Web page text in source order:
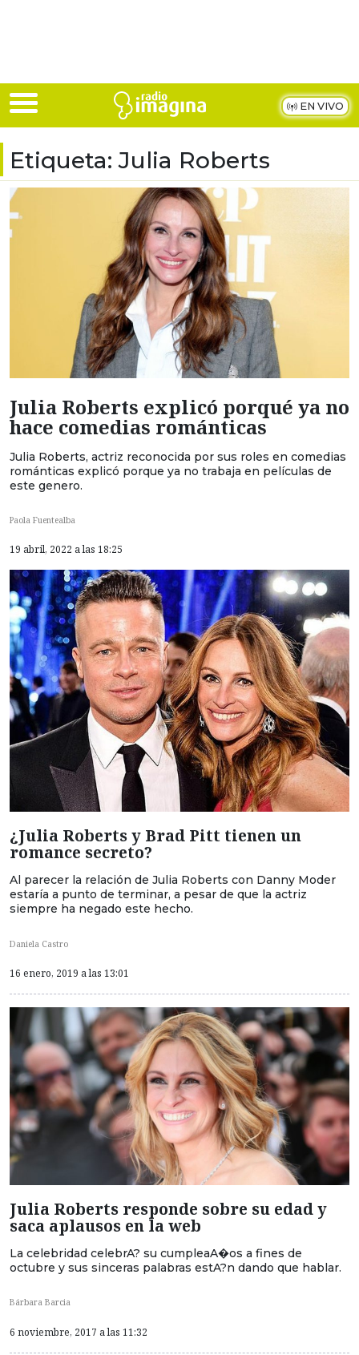
EN VIVO
Etiqueta:Julia Roberts
Julia Roberts explicó porqué ya no
hace comedias románticas
Julia Roberts, actriz reconocida por sus roles en comedias
románticas explicó porque ya no trabaja en películas de
este genero.
Paola Fuentealba
19 abril, 2022 a las 18:25
¿Julia Roberts y Brad Pitt tienen un
romance secreto?
Al parecer la relación de Julia Roberts con Danny Moder
estaría a punto de terminar, a pesar de que la actriz
siempre ha negado este hecho.
Daniela Castro
16 enero, 2019 a las 13:01
Julia Roberts responde sobre su edad y
saca aplausos en la web
La celebridad celebrA? su cumpleaA�os a fines de
octubre y sus sinceras palabras estA?n dando que hablar.
Bárbara Barcia
6 noviembre, 2017 a las 11:32